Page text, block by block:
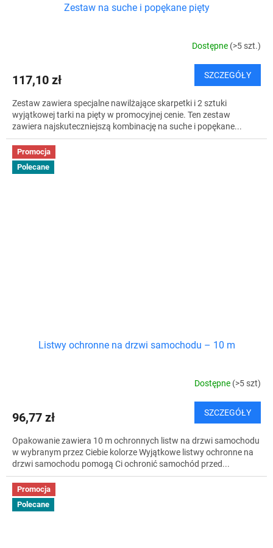
Zestaw na suche i popękane pięty
Dostępne (>5 szt.)
117,10 zł SZCZEGÓŁY
Zestaw zawiera specjalne nawilżające skarpetki i 2 sztuki
wyjątkowej tarki na pięty w promocyjnej cenie. Ten zestaw
zawiera najskuteczniejszą kombinację na suche i popękane...
Promocja
Polecane
Listwy ochronne na drzwi samochodu – 10 m
Dostępne (>5 szt)
96,77 zł SZCZEGÓŁY
Opakowanie zawiera 10 m ochronnych listw na drzwi samochodu
w wybranym przez Ciebie kolorze Wyjątkowe listwy ochronne na
drzwi samochodu pomogą Ci ochronić samochód przed...
Promocja
Polecane